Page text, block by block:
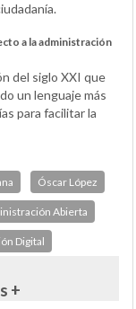
a la administración
del siglo XXI que
un lenguaje más
para facilitar la
Óscar López
Abierta
Digital
+